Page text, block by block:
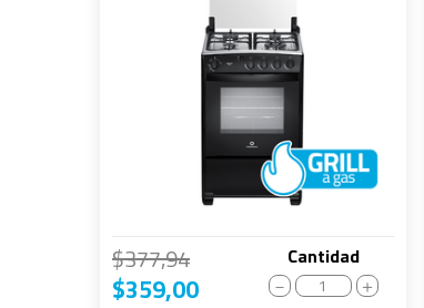
$377,94
$359,00
Cantidad
＋
－